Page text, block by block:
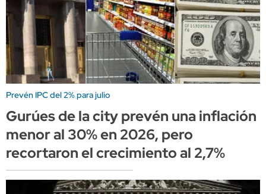
Prevén IPC del 2% para julio
Gurúes de la city prevén una inflación
menor al 30% en 2026, pero
recortaron el crecimiento al 2,7%